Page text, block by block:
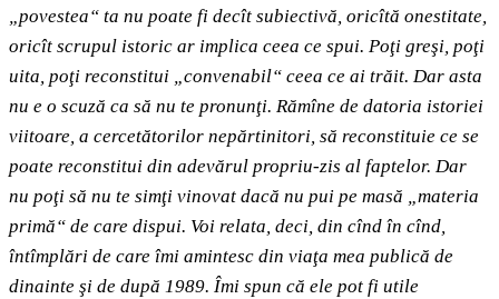
„povestea“ ta nu poate fi decît subiectivă, oricîtă onestitate,
oricît scrupul istoric ar implica ceea ce spui. Poţi greşi, poţi
uita, poţi reconstitui „convenabil“ ceea ce ai trăit. Dar asta
nu e o scuză ca să nu te pronunţi. Rămîne de datoria istoriei
viitoare, a cercetătorilor nepărtinitori, să reconstituie ce se
poate reconstitui din adevărul propriu-zis al faptelor. Dar
nu poţi să nu te simţi vinovat dacă nu pui pe masă „materia
primă“ de care dispui. Voi relata, deci, din cînd în cînd,
întîmplări de care îmi amintesc din viaţa mea publică de
dinainte şi de după 1989. Îmi spun că ele pot fi utile